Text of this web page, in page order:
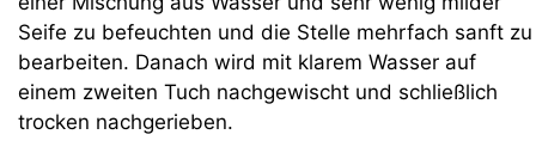
Seife zu befeuchten und die Stelle mehrfach sanft zu
bearbeiten. Danach wird mit klarem Wasser auf
einem zweiten Tuch nachgewischt und schließlich
trocken nachgerieben.